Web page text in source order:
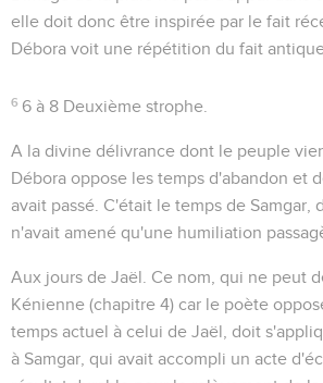
elle doit donc être inspirée par le fait
Débora voit une répétition du fait
6 6 à 8 Deuxième strophe.
A la divine délivrance dont le peuple
Débora oppose les temps d'abandon et
avait passé. C'était le temps de Samgar,
n'avait amené qu'une humiliation
Aux jours de Jaël . Ce nom, qui ne peut
Kénienne (chapitre 4) car le poète
temps actuel à celui de Jaël, doit
à Samgar, qui avait accompli un acte